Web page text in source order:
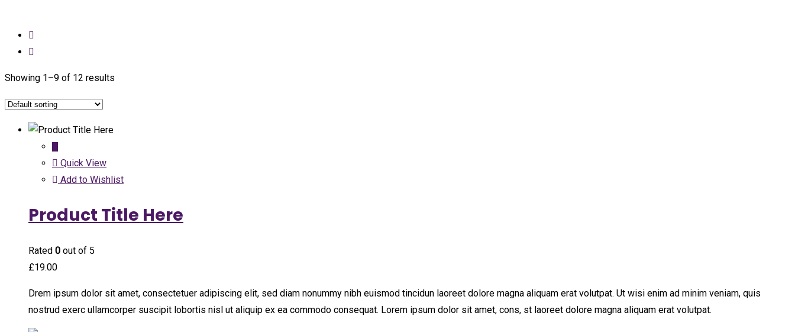
Showing 1–9 of 12 results
Quick View
Add to Wishlist
Product Title Here
Rated 0 out of 5
£19.00
Drem ipsum dolor sit amet, consectetuer adipiscing elit, sed diam nonummy nibh euismod tincidun laoreet dolore magna aliquam erat volutpat. Ut wisi enim ad minim veniam, quis
nostrud exerc ullamcorper suscipit lobortis nisl ut aliquip ex ea commodo consequat. Lorem ipsum dolor sit amet, cons, st laoreet dolore magna aliquam erat volutpat.